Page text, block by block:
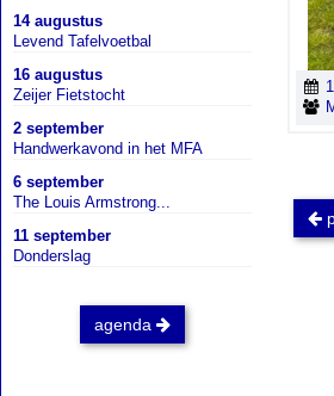
14 augustus
Levend Tafelvoetbal
16 augustus
Zeijer Fietstocht
2 september
Handwerkavond in het MFA
6 september
The Louis Armstrong...
11 september
Donderslag
agenda